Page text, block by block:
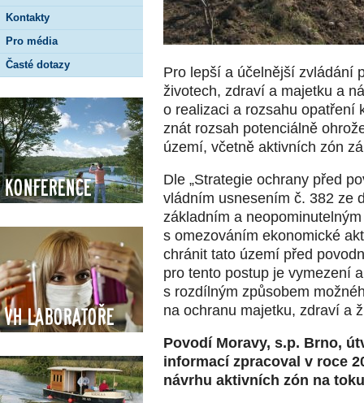
Kontakty
Pro média
Časté dotazy
Konference
VH Laboratoře
Pro lepší a účelnější zvládání
životech, zdraví a majetku a
o realizaci a rozsahu opatření
znát rozsah potenciálně
území, včetně aktivních zón
Dle „Strategie ochrany před
vládním usnesením č. 382 ze
základním a
s omezováním ekonomické
chránit tato území před
pro tento postup je vymezení
s rozdílným způsobem
na ochranu majetku, zdraví a
Povodí Moravy, s.p. Brno,
informací zpracoval v roce
návrhu aktivních zón na